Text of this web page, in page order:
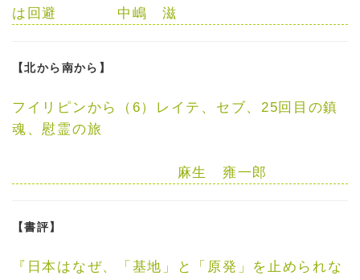
は回避
中嶋 滋
【北から南から】
フイリピンから（6）
レイテ、セブ、25回目の鎮
魂、慰霊の旅
麻生 雍一郎
【書評】
『日本はなぜ、「基地」と「原発」を止められな